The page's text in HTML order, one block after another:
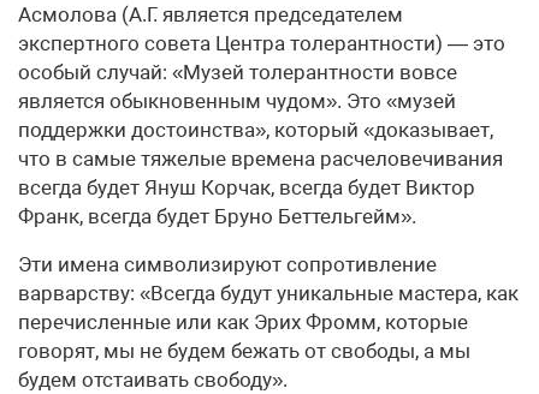
Асмолова (А.Г. является председателем
экспертного совета Центра толерантности) — это
особый случай: «Музей толерантности вовсе
является обыкновенным чудом». Это «музей
поддержки достоинства», который «доказывает,
что в самые тяжелые времена расчеловечивания
всегда будет Януш Корчак, всегда будет Виктор
Франк, всегда будет Бруно Беттельгейм».
Эти имена символизируют сопротивление
варварству: «Всегда будут уникальные мастера, как
перечисленные или как Эрих Фромм, которые
говорят, мы не будем бежать от свободы, а мы
будем отстаивать свободу».